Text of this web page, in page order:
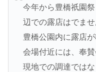
今年から豊橋祇園
辺での露店はでませ
豊橋公園内に露店が
会場付近には、奉
現地での調達では